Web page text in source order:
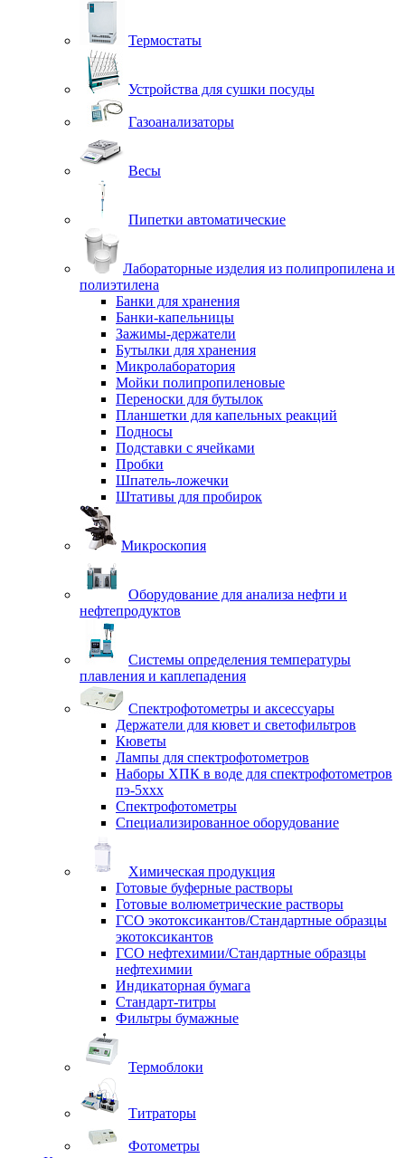
Термостаты
Устройства для сушки посуды
Газоанализаторы
Весы
Пипетки автоматические
Лабораторные изделия из полипропилена и
полиэтилена
Банки для хранения
Банки-капельницы
Зажимы-держатели
Бутылки для хранения
Микролаборатория
Мойки полипропиленовые
Переноски для бутылок
Планшетки для капельных реакций
Подносы
Подставки с ячейками
Пробки
Шпатель-ложечки
Штативы для пробирок
Микроскопия
Оборудование для анализа нефти и
нефтепродуктов
Системы определения температуры
плавления и каплепадения
Спектрофотометры и аксессуары
Держатели для кювет и светофильтров
Кюветы
Лампы для спектрофотометров
Наборы ХПК в воде для спектрофотометров
пэ-5ххх
Спектрофотометры
Специализированное оборудование
Химическая продукция
Готовые буферные растворы
Готовые волюметрические растворы
ГСО экотоксикантов/Стандартные образцы
экотоксикантов
ГСО нефтехимии/Стандартные образцы
нефтехимии
Индикаторная бумага
Стандарт-титры
Фильтры бумажные
Термоблоки
Титраторы
Фотометры